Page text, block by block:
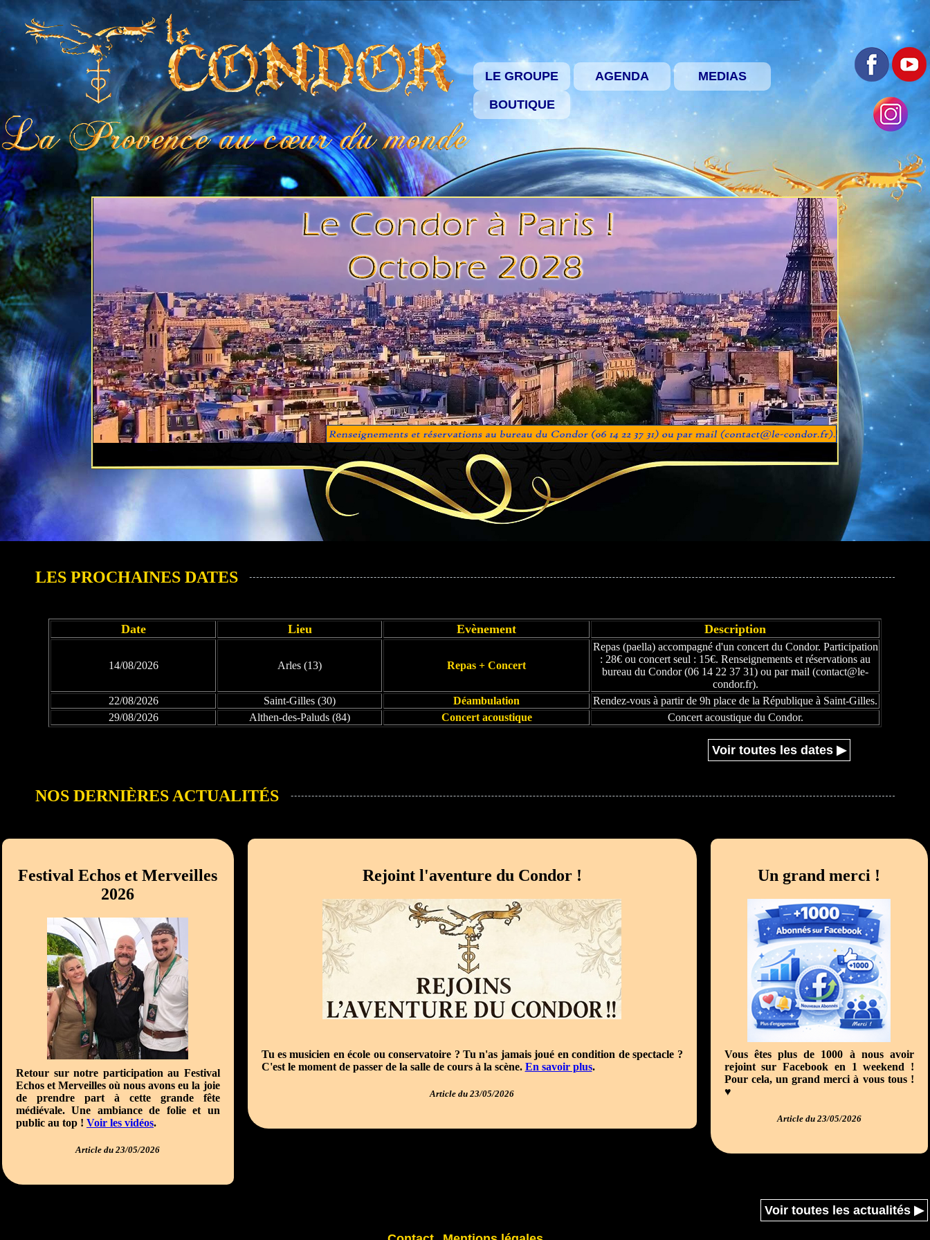
LE GROUPE AGENDA MEDIAS
BOUTIQUE
LES PROCHAINES DATES
Date Lieu Evènement Description
14/08/2026 Arles (13) Repas + Concert
Repas (paella) accompagné d'un concert du Condor. Participation
: 28€ ou concert seul : 15€. Renseignements et réservations au
bureau du Condor (06 14 22 37 31) ou par mail (contact@le-
condor.fr).
22/08/2026
Saint-Gilles (30) Déambulation
Rendez-vous à partir de 9h place de la République à Saint-Gilles.
29/08/2026
Althen-des-Paluds (84) Concert acoustique Concert acoustique du Condor.
Voir toutes les dates ▶
NOS DERNIÈRES ACTUALITÉS
Festival Echos et Merveilles
2026
Retour sur notre participation au Festival
Echos et Merveilles où nous avons eu la joie
de prendre part à cette grande fête
médiévale. Une ambiance de folie et un
public au top ! Voir les vidéos.
Article du 23/05/2026
Rejoint l'aventure du Condor !
Tu es musicien en école ou conservatoire ? Tu n'as jamais joué en condition de spectacle ?
C'est le moment de passer de la salle de cours à la scène. En savoir plus.
Article du 23/05/2026
Un grand merci !
Vous êtes plus de 1000 à nous avoir
rejoint sur Facebook en 1 weekend !
Pour cela, un grand merci à vous tous !
♥
Article du 23/05/2026
Voir toutes les actualités ▶